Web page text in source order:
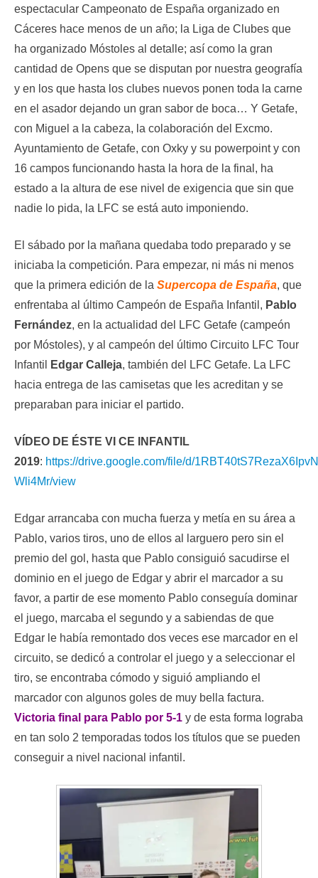
espectacular Campeonato de España organizado en
Cáceres hace menos de un año; la Liga de Clubes que
ha organizado Móstoles al detalle; así como la gran
cantidad de Opens que se disputan por nuestra geografía
y en los que hasta los clubes nuevos ponen toda la carne
en el asador dejando un gran sabor de boca… Y Getafe,
con Miguel a la cabeza, la colaboración del Excmo.
Ayuntamiento de Getafe, con Oxky y su powerpoint y con
16 campos funcionando hasta la hora de la final, ha
estado a la altura de ese nivel de exigencia que sin que
nadie lo pida, la LFC se está auto imponiendo.
El sábado por la mañana quedaba todo preparado y se
iniciaba la competición. Para empezar, ni más ni menos
que la primera edición de la Supercopa de España, que
enfrentaba al último Campeón de España Infantil, Pablo
Fernández, en la actualidad del LFC Getafe (campeón
por Móstoles), y al campeón del último Circuito LFC Tour
Infantil
Edgar Calleja, también del LFC Getafe. La LFC
hacia entrega de las camisetas que les acreditan y se
preparaban para iniciar el partido.
VÍDEO DE ÉSTE VI CE INFANTIL
2019: https://drive.google.com/file/d/
Wli4Mr/view
Edgar arrancaba con mucha fuerza y metía en su área a
Pablo, varios tiros, uno de ellos al larguero pero sin el
premio del gol, hasta que Pablo consiguió sacudirse el
dominio en el juego de Edgar y abrir el marcador a su
favor, a partir de ese momento Pablo conseguía dominar
el juego, marcaba el segundo y a sabiendas de que
Edgar le había remontado dos veces ese marcador en el
circuito, se dedicó a controlar el juego y a seleccionar el
tiro, se encontraba cómodo y siguió ampliando el
marcador con algunos goles de muy bella factura.
Victoria final para Pablo por 5-1 y de esta forma lograba
en tan solo 2 temporadas todos los títulos que se pueden
conseguir a nivel nacional infantil.